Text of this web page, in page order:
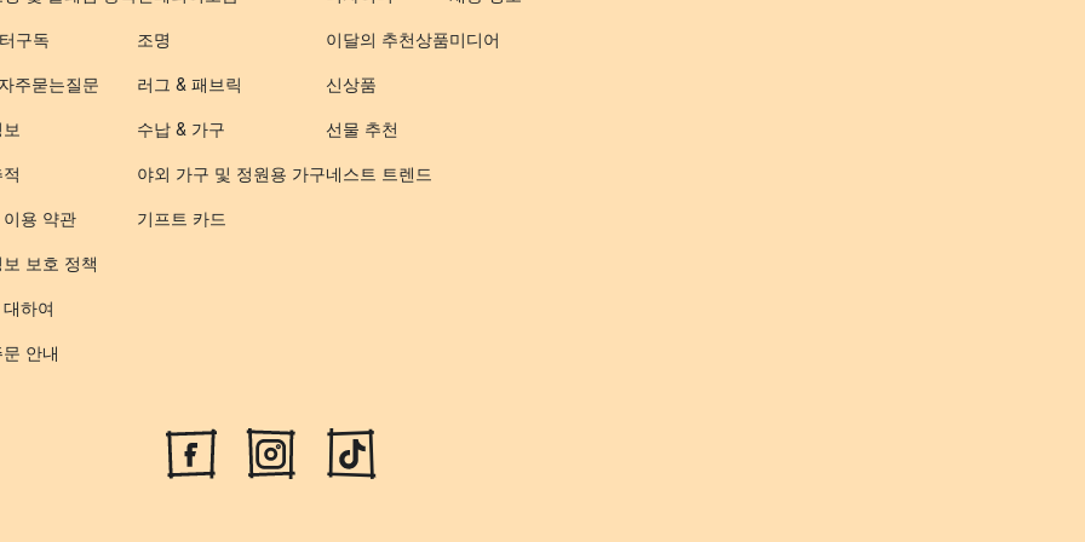
구독
주묻는질문
용 약관
보호 정책
하여
안내
조명
러그 & 패브릭
수납 & 가구
야외 가구 및 정원용 가구
기프트 카드
이달의 추천상품
신상품
선물 추천
네스트 트렌드
미디어